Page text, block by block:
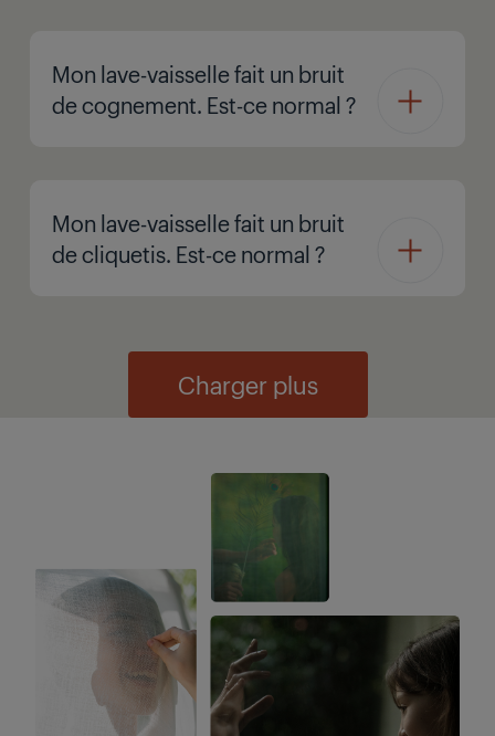
Mon lave-vaisselle fait un bruit
de cognement. Est-ce normal ?
Mon lave-vaisselle fait un bruit
de cliquetis. Est-ce normal ?
Charger plus